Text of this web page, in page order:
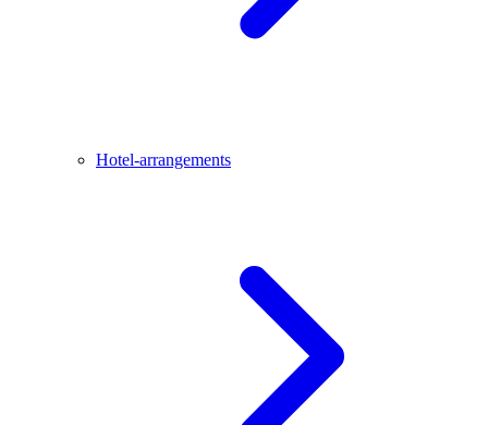
Hotel-arrangements